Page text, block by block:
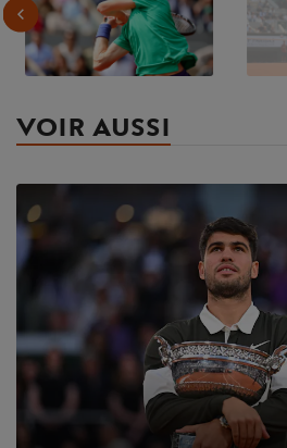
VOIR AUSSI